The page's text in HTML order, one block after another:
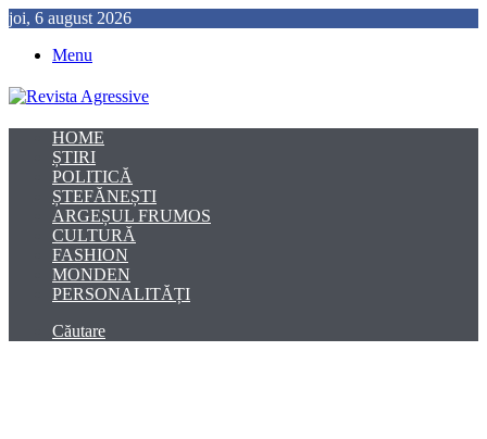
joi, 6 august 2026
Menu
HOME
ȘTIRI
POLITICĂ
ȘTEFĂNEȘTI
ARGEȘUL FRUMOS
CULTURĂ
FASHION
MONDEN
PERSONALITĂȚI
Căutare